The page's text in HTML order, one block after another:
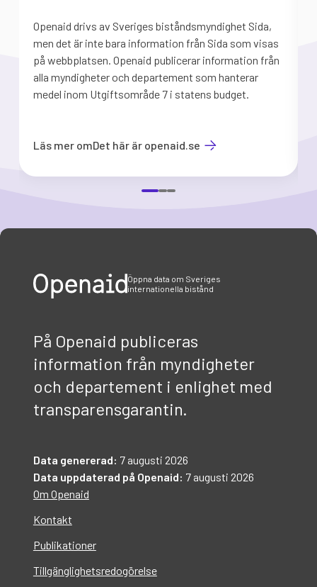
Openaid drivs av Sveriges biståndsmyndighet Sida,
men det är inte bara information från Sida som visas
på webbplatsen. Openaid publicerar information från
alla myndigheter och departement som hanterar
medel inom Utgiftsområde 7 i statens budget.
Läs mer omDet här är openaid.se
Öppna data om Sveriges
internationella bistånd
På Openaid publiceras
information från myndigheter
och departement i enlighet med
transparensgarantin.
Data genererad: 7 augusti 2026
Data uppdaterad på Openaid: 7 augusti 2026
Om Openaid
Kontakt
Publikationer
Tillgänglighetsredogörelse